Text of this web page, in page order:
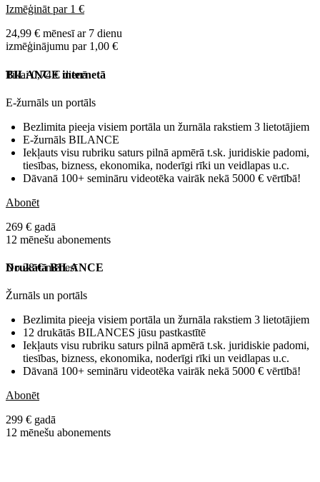
Izmēģināt par 1 €
24,99 € mēnesī ar 7 dienu
izmēģinājumu par 1,00 €
Tikai 0,74 € dienā
BILANCE internetā
E-žurnāls un portāls
Bezlimita pieeja visiem portāla un žurnāla rakstiem 3 lietotājiem
E-žurnāls BILANCE
Iekļauts visu rubriku saturs pilnā apmērā t.sk. juridiskie padomi,
tiesības, bizness, ekonomika, noderīgi rīki un veidlapas u.c.
Dāvanā 100+ semināru videotēka vairāk nekā 5000 € vērtībā!
Abonēt
269 € gadā
12 mēnešu abonements
No 28 € mēnesī
Drukātā BILANCE
Žurnāls un portāls
Bezlimita pieeja visiem portāla un žurnāla rakstiem 3 lietotājiem
12 drukātās BILANCES jūsu pastkastītē
Iekļauts visu rubriku saturs pilnā apmērā t.sk. juridiskie padomi,
tiesības, bizness, ekonomika, noderīgi rīki un veidlapas u.c.
Dāvanā 100+ semināru videotēka vairāk nekā 5000 € vērtībā!
Abonēt
299 € gadā
12 mēnešu abonements